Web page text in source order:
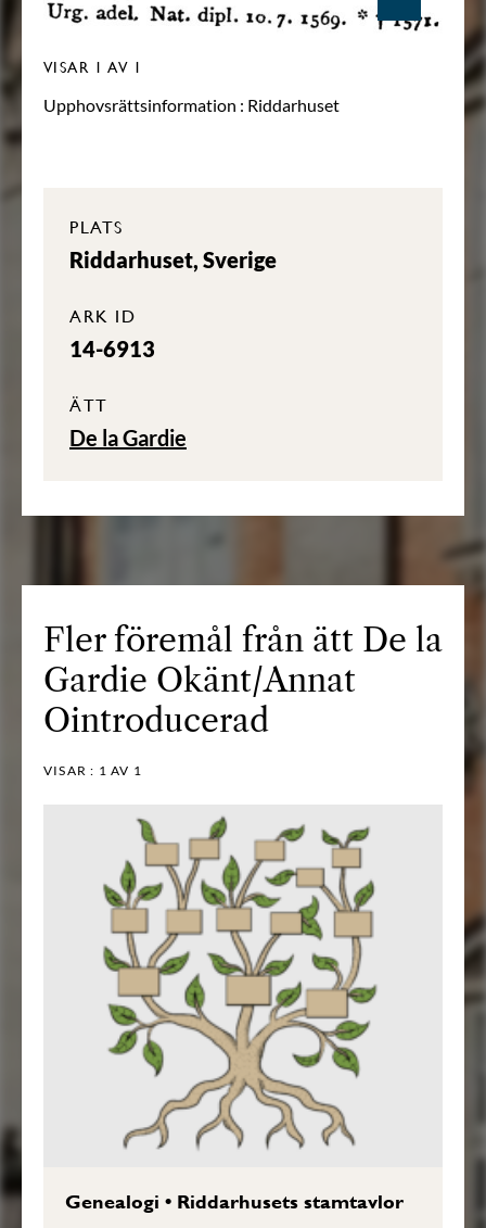
VISAR 1 AV 1
Upphovsrättsinformation : Riddarhuset
PLATS
Riddarhuset, Sverige
ARK ID
14-6913
ÄTT
De la Gardie
Fler föremål från ätt De la
Gardie Okänt/Annat
Ointroducerad
VISAR : 1 AV 1
Genealogi • Riddarhusets stamtavlor